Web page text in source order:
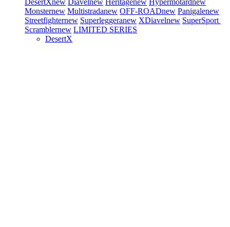
DesertXnew Diavelnew Heritagenew Hypermotardnew
Monsternew Multistradanew OFF-ROADnew Panigalenew
Streetfighternew Superleggeranew XDiavelnew SuperSport
Scramblernew LIMITED SERIES
DesertX